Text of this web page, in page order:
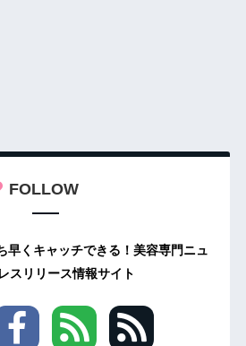
FOLLOW
早くキャッチできる！美容専門ニュ
スリリース情報サイト